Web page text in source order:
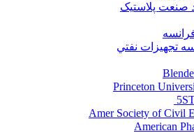
صنعت پلاستيک
تجهيزات نفتي